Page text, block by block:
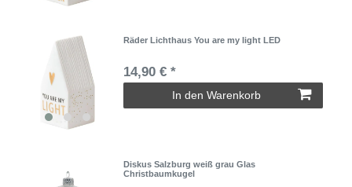
Räder Lichthaus You are my light LED
14,90 € *
In den Warenkorb
Diskus Salzburg weiß grau Glas
Christbaumkugel